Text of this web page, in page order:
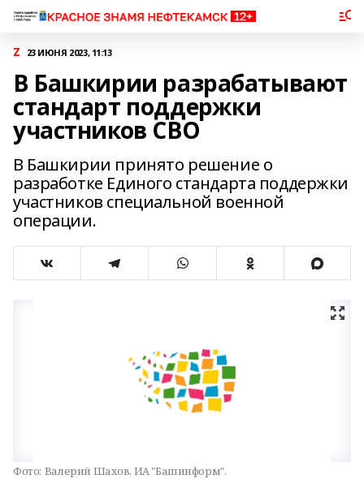
Z 23 ИЮНЯ 2023, 11:13
В Башкирии разрабатывают
стандарт поддержки
участников СВО
В Башкирии принято решение о
разработке Единого стандарта поддержки
участников специальной военной
операции.
Фото: Валерий Шахов, ИА "Башинформ".